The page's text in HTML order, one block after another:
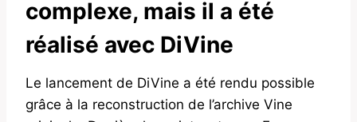
complexe, mais il a été
réalisé avec DiVine
Le lancement de DiVine a été rendu possible
grâce à la reconstruction de l’archive Vine